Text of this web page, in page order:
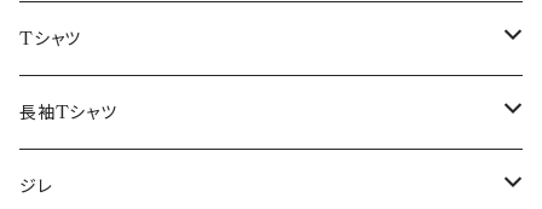
50/XL～
48/L
50/XL～
46/M
48/L
50/XL～
～44/S
46/M
48/L
Tシャツ
～44/S
46/M
長袖Tシャツ
～44/S
ジレ